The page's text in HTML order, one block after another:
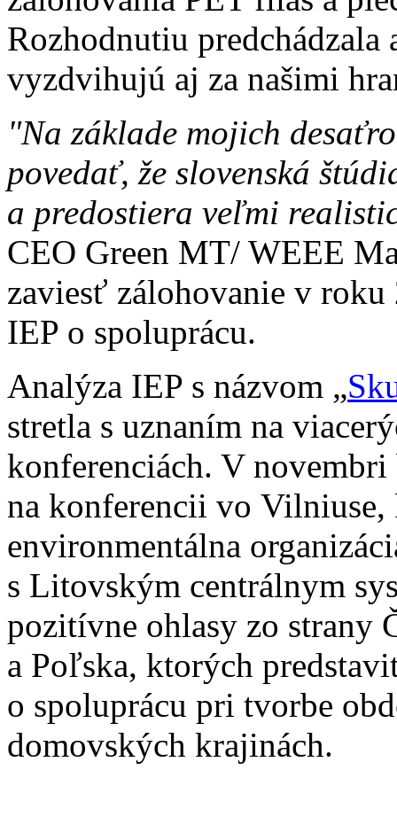
Rozhodnutiu
vyzdvihujú aj za našimi
"Na základe mojich
povedať, že slovenská
a predostiera veľmi
CEO Green MT/ WEEE
zaviesť zálohovanie v
IEP o spoluprácu.
Analýza IEP s názvom „
stretla s uznaním na
konferenciách. V
na konferencii vo Vilniuse,
environmentálna
s Litovským centrálnym
pozitívne ohlasy zo strany
a Poľska, ktorých
o spoluprácu pri tvorbe
domovských krajinách.